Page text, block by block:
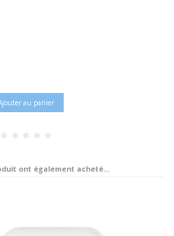
au panier
ont également acheté...